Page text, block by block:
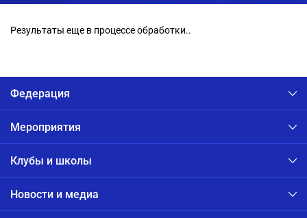
Результаты еще в процессе обработки..
Федерация
Мероприятия
Клубы и школы
Новости и медиа